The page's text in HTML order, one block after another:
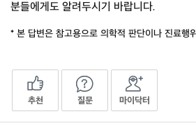
분들에게도 알려두시기 바랍니다.
* 본 답변은 참고용으로 의학적 판단이나 진료행
추천 질문 마이닥터